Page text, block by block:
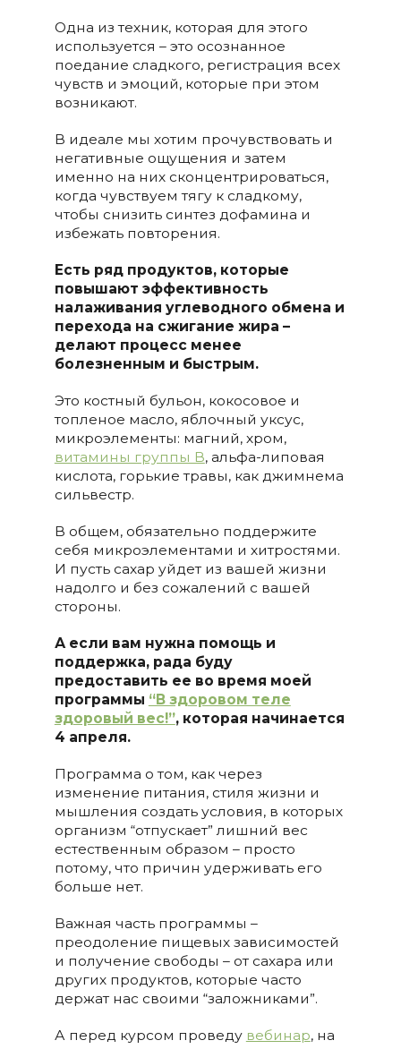
Одна из техник, которая для этого
используется – это осознанное
поедание сладкого, регистрация всех
чувств и эмоций, которые при этом
возникают.
В идеале мы хотим прочувствовать и
негативные ощущения и затем
именно на них сконцентрироваться,
когда чувствуем тягу к сладкому,
чтобы снизить синтез дофамина и
избежать повторения.
Есть ряд продуктов, которые
повышают эффективность
налаживания углеводного обмена и
перехода на сжигание жира –
делают процесс менее
болезненным и быстрым.
Это костный бульон, кокосовое и
топленое масло, яблочный уксус,
микроэлементы: магний, хром,
витамины группы В, альфа-липовая
кислота, горькие травы, как джимнема
сильвестр.
В общем, обязательно поддержите
себя микроэлементами и хитростями.
И пусть сахар уйдет из вашей жизни
надолго и без сожалений с вашей
стороны.
А если вам нужна помощь и
поддержка, рада буду
предоставить ее во время моей
программы “В здоровом теле
здоровый вес!”, которая начинается
4 апреля.
Программа о том, как через
изменение питания, стиля жизни и
мышления создать условия, в которых
организм “отпускает” лишний вес
естественным образом – просто
потому, что причин удерживать его
больше нет.
Важная часть программы –
преодоление пищевых зависимостей
и получение свободы – от сахара или
других продуктов, которые часто
держат нас своими “заложниками”.
А перед курсом проведу вебинар, на